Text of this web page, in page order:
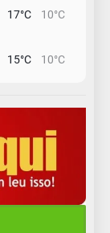
17°C 10°C
15°C 10°C